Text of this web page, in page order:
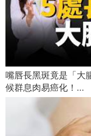
嘴唇長黑斑竟是「大
候群息肉易癌化！...